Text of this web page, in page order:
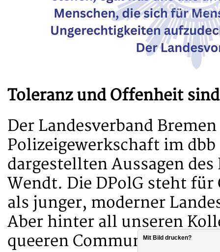
Toleranz und Offenheit
Der Landesverband
Polizeigewerkschaft im
dargestellten Aussagen
Wendt. Die DPolG steht
als junger, moderner
Aber hinter all unseren
queeren Community.Mit Bild drucken?